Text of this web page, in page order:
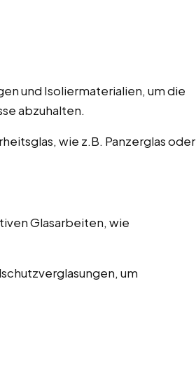
und Isoliermaterialien, um die
abzuhalten.
wie z.B. Panzerglas oder
Glasarbeiten, wie
um